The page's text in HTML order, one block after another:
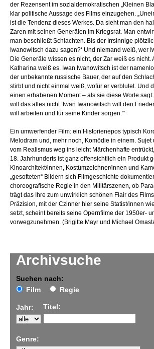
Archivsuche
Suchen nach:
Film
Regie
Jahr: Titel:
Genre:
der Rezensent im sozialdemokratischen „Kleinen
klar politische Aussage des Films einzugehen.
ist die Tendenz dieses Werkes. Da sieht man den
Zaren mit seinen Generälen im Kriegsrat. Man
man beschließt Schlachten. Bis der Irrsinnige
Iwanowitsch dazu sagen?‘ Und niemand weiß, wer
Die Generäle wissen es nicht, der Zar weiß es nicht.
Katharina weiß es. Iwan Iwanowitsch ist der
der unbekannte russische Bauer, der auf den
stirbt und nicht einmal weiß, wofür er verblutet. Und
einen erhabenen Moment – als sie diese Worte
will das alles nicht. Iwan Iwanowitsch will den
will arbeiten und für seine Kinder sorgen.‘“
Ein umwerfender Film: ein Historienepos typisch
Melodram und, mehr noch, Komödie in einem. Sujet
vom Realismus weg ins leicht Märchenhafte
18. Jahrhunderts ist ganz offensichtlich ein Produkt
Kinoarchitekt/innen, Kostümzeichner/innen und
„gesofteten“ Bildern sich Filmgeschichte
choreografische Regie in den Militärszenen, ob
trägt das Ihre zum unwirklich schönen Flair des
Präzision, mit der Czinner hier seine Statist/innen
setzt, scheint bereits seine Opernfilme der 1950er-
vorwegzunehmen. (Brigitte Mayr und Michael